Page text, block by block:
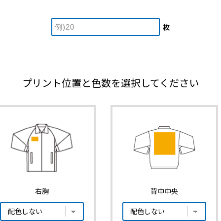
枚
プリント位置と色数を選択してください
右胸 背中中央